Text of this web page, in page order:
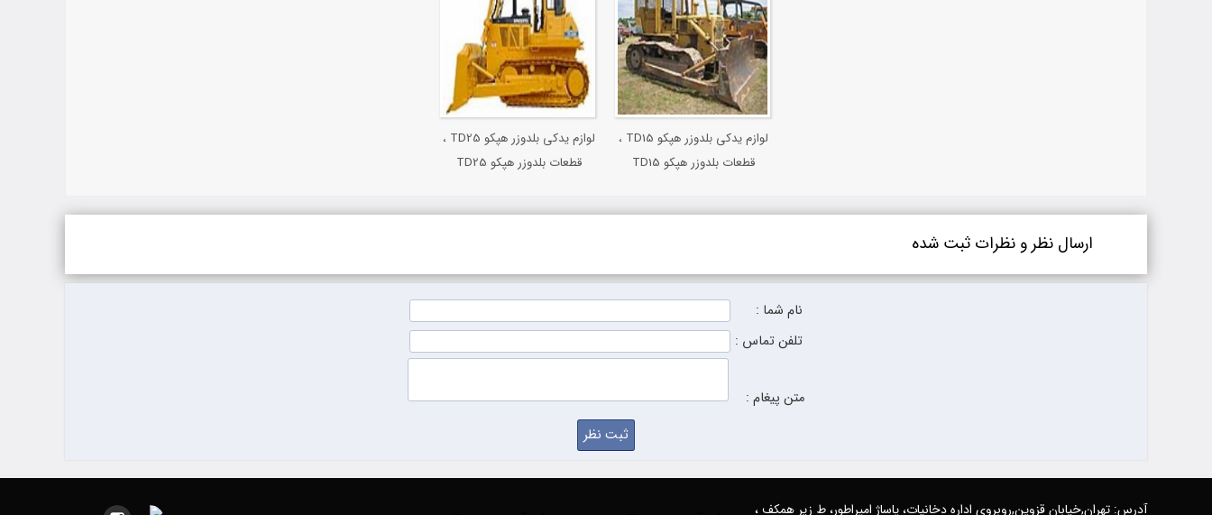
لوازم یدکی بلدوزر هپکو TD15 ،
قطعات بلدوزر هپکو TD15
لوازم یدکی بلدوزر هپکو TD25 ،
قطعات بلدوزر هپکو TD25
ارسال نظر و نظرات ثبت شده
نام شما :
تلفن تماس :
متن پیغام :
آدرس: تهران,خیابان قزوین,روبروی اداره دخانیات، پاساژ امپراطور، ط زیر همکف ،